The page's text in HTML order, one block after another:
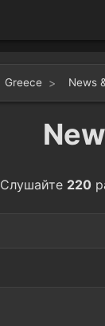
Greece News
Слушайте 220